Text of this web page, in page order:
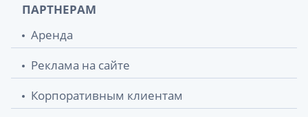
ПАРТНЕРАМ
Аренда
Реклама на сайте
Корпоративным клиентам